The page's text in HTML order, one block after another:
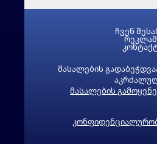
მასალების
მასალების
ჩვენ